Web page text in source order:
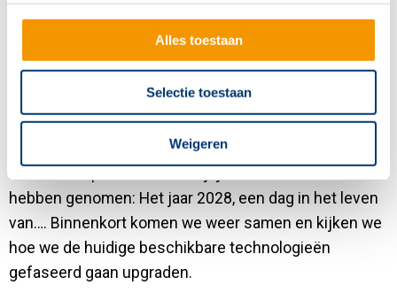
Alles toestaan
Selectie toestaan
Weigeren
te kijken naar de huidige zorgverlening.
Hoe kan zorgtechnologie de zorgverleners maximaal
faciliteren zodat zij hun werk nog efficiënter en beter
uit kunnen voeren en er meer tijd vrij komt voor
kwalitatieve belevingsgerichte zorg voor SGL cliënten.
Het was een zeer geslaagde middag waarbij we op
hebben genomen: Het jaar 2028, een dag in het leven
van…. Binnenkort komen we weer samen en kijken we
hoe we de huidige beschikbare technologieën
gefaseerd gaan upgraden.